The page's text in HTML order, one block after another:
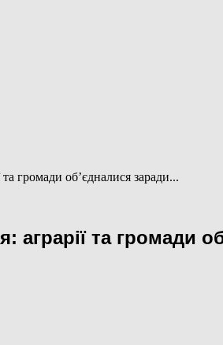
громади об’єдналися заради...
та громади